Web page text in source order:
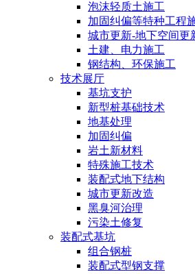
泡沫轻质土施工
加固纠偏等特种工程
城市更新-地下空间更
土建、电力施工
钢结构、环保施工
技术展厅
基坑支护
新型桩基础技术
地基处理
加固纠偏
岩土新材料
特殊施工技术
装配式地下结构
城市更新改造
黑臭河治理
污染土修复
装配式基坑
组合钢桩
装配式型钢支撑